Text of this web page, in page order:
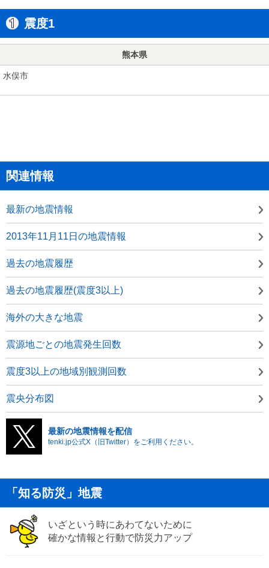
震度1
熊本県
水俣市
関連情報
最新の地震情報
2013年11月11日の地震情報
過去の地震履歴
過去の地震履歴(震度3以上)
海外の大きな地震
震源地ごとの地震発生回数
震度3以上の地域別観測回数
震央分布図
最新の地震情報を配信
tenki.jp公式X（旧Twitter）をご利用ください。
「知る防災」地震
いざという時にあわてないために
確かな情報と行動で防災力アップ